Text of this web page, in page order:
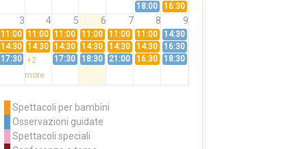
18:00
16:30
3 4 5 6 7 8 9
11:00 11:00 11:00 11:00 11:00 11:00
14:30
14:30 14:30 14:30 14:30 14:30 14:30
16:30
17:30 +2
more
17:30 18:30 21:00 16:30 18:30
11:00
14:30
+3
more
Spettacoli per bambini
Osservazioni guidate
Spettacoli speciali